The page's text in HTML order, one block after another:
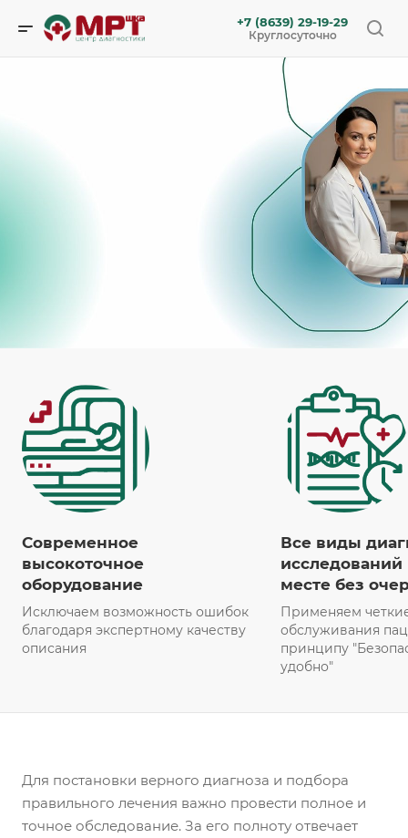
+7 (8639) 29-19-29
Круглосуточно
В МРТшке появились новые УЗИ!
УЗИ суставов, УЗИ сосудов (вен и артерий верхних и
нижних конечностей), УЗИ кишечника, УЗИ
- теперь можно пройти в
Подробности уточняйте у администраторов центра.
Современное
высокоточное
оборудование
Исключаем возможность ошибок
благодаря экспертному качеству
описания
Все виды
месте без
Применяем
обслуживания
принципу
удобно"
Для постановки верного диагноза и подбора
правильного лечения важно провести полное и
точное обследование. За его полноту отвечает